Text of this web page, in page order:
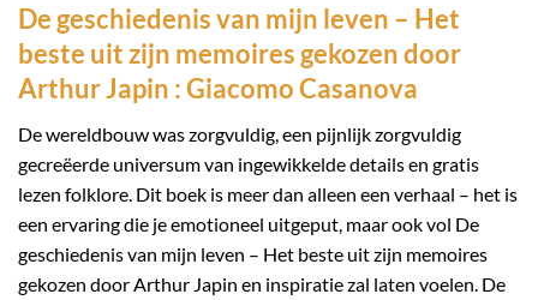
De geschiedenis van mijn leven – Het
beste uit zijn memoires gekozen door
Arthur Japin : Giacomo Casanova
De wereldbouw was zorgvuldig, een pijnlijk zorgvuldig
gecreëerde universum van ingewikkelde details en gratis
lezen folklore. Dit boek is meer dan alleen een verhaal – het is
een ervaring die je emotioneel uitgeput, maar ook vol De
geschiedenis van mijn leven – Het beste uit zijn memoires
gekozen door Arthur Japin en inspiratie zal laten voelen. De